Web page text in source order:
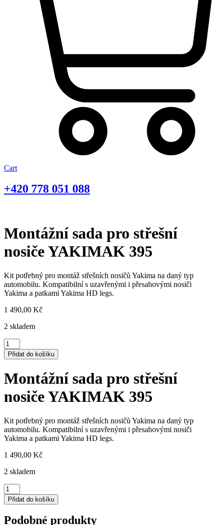
Cart
+420 778 051 088
Montážní sada pro střešní
nosiče YAKIMAK 395
Kit potřebný pro montáž střešních nosičů Yakima na daný typ
automobilu. Kompatibilní s uzavřenými i přesahovými nosiči
Yakima a patkami Yakima HD legs.
1 490,00 Kč
2 skladem
Montážní
sada
pro
nosiče
YAKIMAK
395
množství
Přidat do košíku
Montážní sada pro střešní
nosiče YAKIMAK 395
Kit potřebný pro montáž střešních nosičů Yakima na daný typ
automobilu. Kompatibilní s uzavřenými i přesahovými nosiči
Yakima a patkami Yakima HD legs.
1 490,00 Kč
2 skladem
Montážní
sada
pro
střešní
nosiče
Přidat do košíku
Podobné produkty